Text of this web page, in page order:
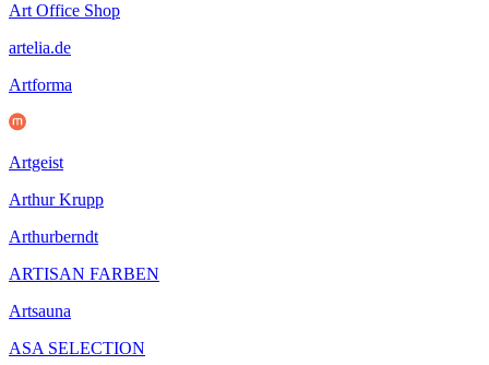
Art Office Shop
artelia.de
Artforma
Artgeist
Arthur Krupp
Arthurberndt
ARTISAN FARBEN
Artsauna
ASA SELECTION